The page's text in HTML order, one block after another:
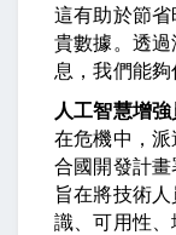
這有助於節
貴數據。透
息，我們能
人工智慧增
在危機中，
合國開發計畫
旨在將技術
識、可用性